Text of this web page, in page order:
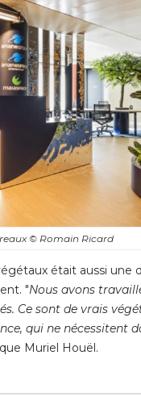
© Romain Ricard
était aussi une
"Nous avons
Ce sont de vrais
qui ne nécessitent
Muriel Houël.